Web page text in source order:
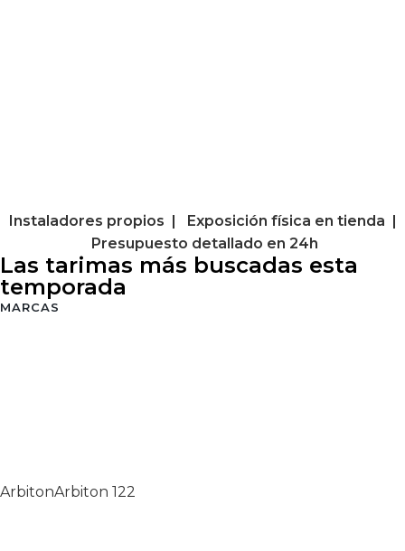
Instaladores propios | Exposición física en tienda |
Presupuesto detallado en 24h
Las tarimas más buscadas esta
temporada
MARCAS
ArbitonArbiton 122